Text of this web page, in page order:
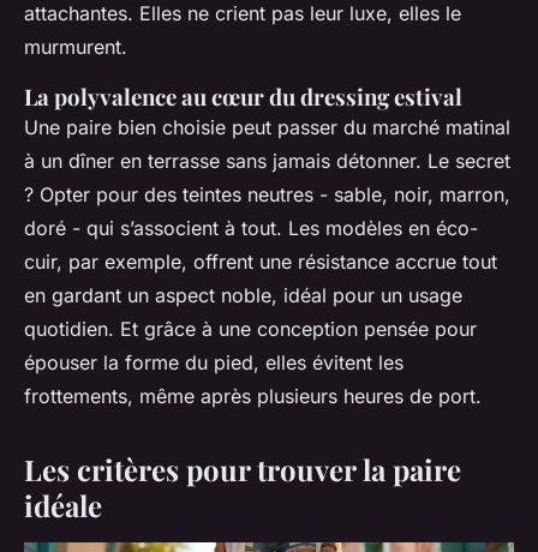
attachantes. Elles ne crient pas leur luxe, elles le
murmurent.
La polyvalence au cœur du dressing estival
Une paire bien choisie peut passer du marché matinal
à un dîner en terrasse sans jamais détonner. Le secret
? Opter pour des teintes neutres - sable, noir, marron,
doré - qui s’associent à tout. Les modèles en éco-
cuir, par exemple, offrent une résistance accrue tout
en gardant un aspect noble, idéal pour un usage
quotidien. Et grâce à une conception pensée pour
épouser la forme du pied, elles évitent les
frottements, même après plusieurs heures de port.
Les critères pour trouver la paire
idéale